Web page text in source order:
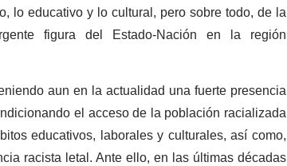
lo educativo y lo cultural, pero sobre todo, de la
figura del Estado-Nación en la región
aun en la actualidad una fuerte presencia
el acceso de la población racializada
educativos, laborales y culturales, así como,
racista letal. Ante ello, en las últimas décadas